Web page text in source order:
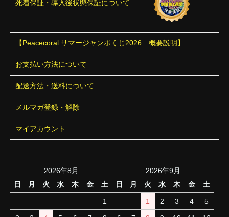
死着保証・導入後状態保証について
【Peacecoral サマージャンボくじ2026 概要説明】
お支払い方法について
配送方法・送料について
メルマガ登録・解除
マイアカウント
2026年8月
日
月 火 水 木 金 土
1
2026年9月
日
月 火 水 木 金 土
1 2 3 4 5